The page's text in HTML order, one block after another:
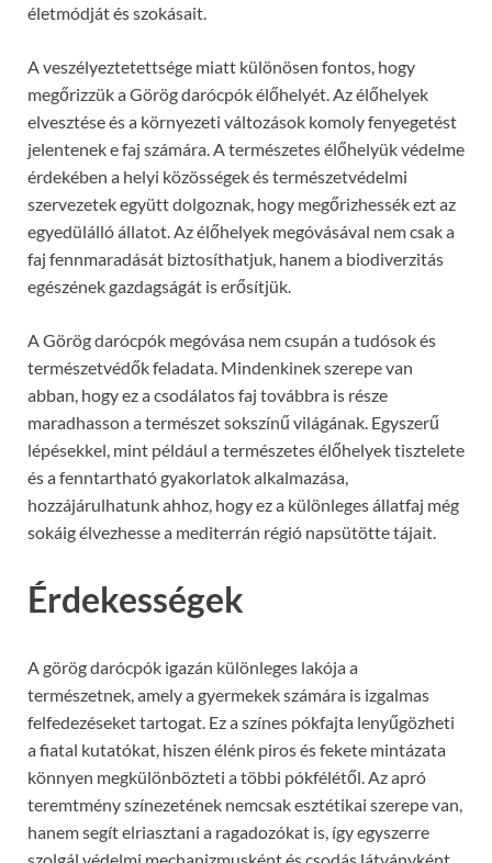
életmódját és szokásait.
A veszélyeztetettsége miatt különösen fontos, hogy
megőrizzük a Görög darócpók élőhelyét. Az élőhelyek
elvesztése és a környezeti változások komoly fenyegetést
jelentenek e faj számára. A természetes élőhelyük védelme
érdekében a helyi közösségek és természetvédelmi
szervezetek együtt dolgoznak, hogy megőrizhessék ezt az
egyedülálló állatot. Az élőhelyek megóvásával nem csak a
faj fennmaradását biztosíthatjuk, hanem a biodiverzitás
egészének gazdagságát is erősítjük.
A Görög darócpók megóvása nem csupán a tudósok és
természetvédők feladata. Mindenkinek szerepe van
abban, hogy ez a csodálatos faj továbbra is része
maradhasson a természet sokszínű világának. Egyszerű
lépésekkel, mint például a természetes élőhelyek tisztelete
és a fenntartható gyakorlatok alkalmazása,
hozzájárulhatunk ahhoz, hogy ez a különleges állatfaj még
sokáig élvezhesse a mediterrán régió napsütötte tájait.
Érdekességek
A görög darócpók igazán különleges lakója a
természetnek, amely a gyermekek számára is izgalmas
felfedezéseket tartogat. Ez a színes pókfajta lenyűgözheti
a fiatal kutatókat, hiszen élénk piros és fekete mintázata
könnyen megkülönbözteti a többi pókfélétől. Az apró
teremtmény színezetének nemcsak esztétikai szerepe van,
hanem segít elriasztani a ragadozókat is, így egyszerre